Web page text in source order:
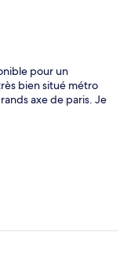
pour un
bien situé métro
axe de paris. Je